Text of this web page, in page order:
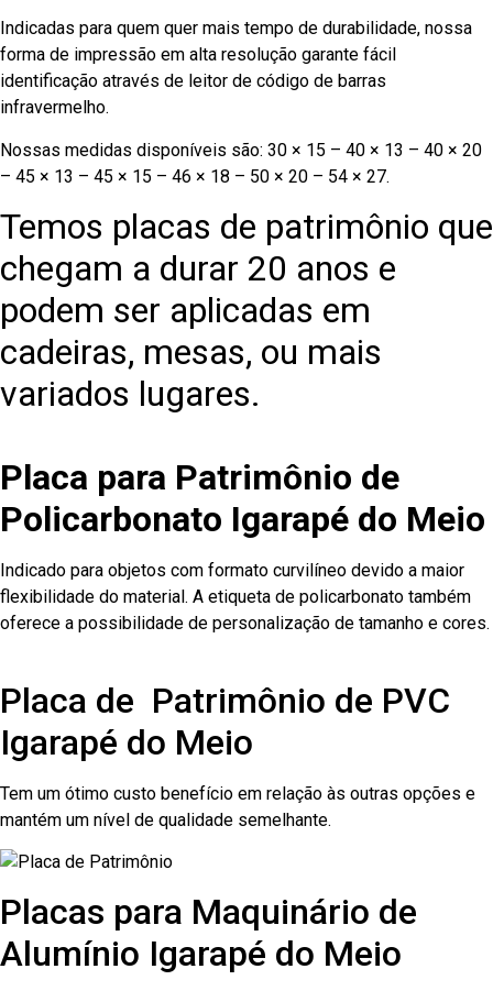
Indicadas para quem quer mais tempo de durabilidade, nossa
forma de impressão em alta resolução garante fácil
identificação através de leitor de código de barras
infravermelho.
Nossas medidas disponíveis são: 30 × 15 – 40 × 13 – 40 × 20
– 45 × 13 – 45 × 15 – 46 × 18 – 50 × 20 – 54 × 27.
Temos placas de patrimônio que
chegam a durar 20 anos e
podem ser aplicadas em
cadeiras, mesas, ou mais
variados lugares.
Placa para Patrimônio de
Policarbonato Igarapé do Meio
Indicado para objetos com formato curvilíneo devido a maior
flexibilidade do material. A etiqueta de policarbonato também
oferece a possibilidade de personalização de tamanho e cores.
Placa de Patrimônio de PVC
Igarapé do Meio
Tem um ótimo custo benefício em relação às outras opções e
mantém um nível de qualidade semelhante.
Placas para Maquinário de
Alumínio Igarapé do Meio